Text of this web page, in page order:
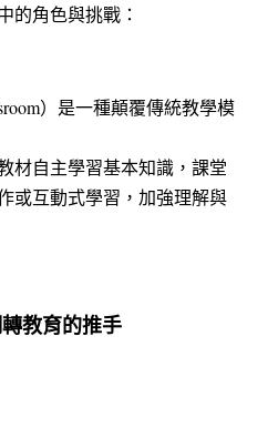
的角色與挑戰：
）是一種顛覆傳統教學模
材自主學習基本知識，課堂
或互動式學習，加強理解與
教育的推手